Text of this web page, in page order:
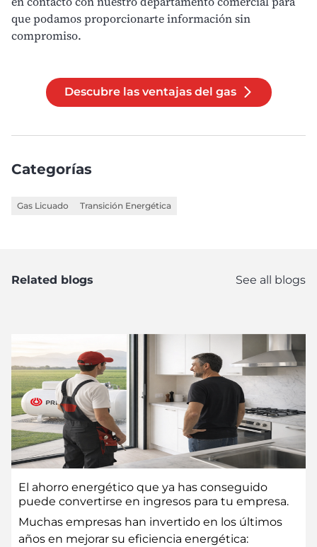
que podamos proporcionarte información sin
compromiso.
Descubre las ventajas del gas
Categorías
Gas Licuado Transición Energética
Related blogs See all blogs
El ahorro energético que ya has conseguido
puede convertirse en ingresos para tu empresa.
Muchas empresas han invertido en los últimos
años en mejorar su eficiencia energética: